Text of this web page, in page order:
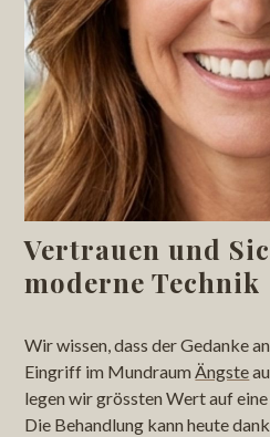
Vertrauen und
moderne Technik
Wir wissen, dass der Gedanke
Eingriff im Mundraum Ängste
legen wir grössten Wert auf
Die Behandlung kann heute